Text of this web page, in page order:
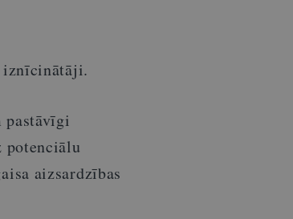
iznīcinātāji.
potenciālu
aizsardzības